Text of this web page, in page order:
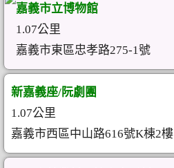
嘉義市立博物館
1.07公里
嘉義市東區忠孝路275-1號
新嘉義座/阮劇團
1.07公里
嘉義市西區中山路616號K棟2樓